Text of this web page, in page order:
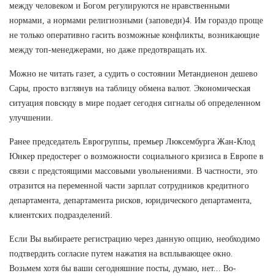
между человеком и Богом регулируются не нравственными
нормами, а нормами религиозными (заповеди)4. Им гораздо проще
не только оперативно гасить возможные конфликты, возникающие
между топ-менеджерами, но даже предотвращать их.
Можно не читать газет, а судить о состоянии Метандиенон дешево
Сары, просто взглянув на таблицу обмена валют. Экономическая
ситуация повсюду в мире подает сегодня сигналы об определенном
улучшении.
Ранее председатель Еврогруппы, премьер Люксембурга Жан-Клод
Юнкер предостерег о возможности социального кризиса в Европе в
связи с предстоящими массовыми увольнениями. В частности, это
отразится на переменной части зарплат сотрудников кредитного
департамента, департамента рисков, юридического департамента,
клиентских подразделений.
Если Вы выбираете регистрацию через данную опцию, необходимо
подтвердить согласие путем нажатия на всплывающее окно.
Возьмем хотя бы ваши сегодняшние посты, думаю, нет... Во-